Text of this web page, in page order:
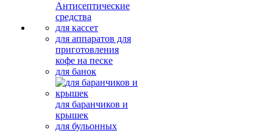
Антисептические
средства
для кассет
для аппаратов для
приготовления
кофе на песке
для банок
для баранчиков и
крышек
для бульонных